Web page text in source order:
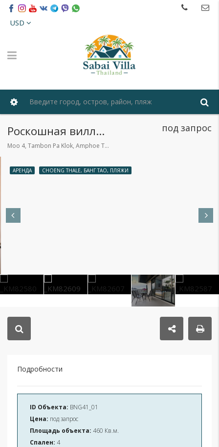
USD
Роскошная вилла с 4 спальнями
Moo 4, Tambon Pa Klok, Amphoe Thalang, Chang Wat Phuket 83110, Таиланд
под запрос
АРЕНДА CHOENG THALE, БАНГ ТАО, ПЛЯЖИ
Подробности
ID Объекта: BNG41_01
Цена: под запрос
Площадь объекта: 460 Кв.м.
Спален: 4